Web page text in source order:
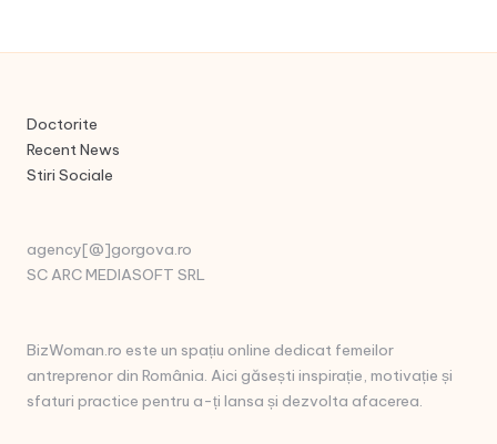
Doctorite
Recent News
Stiri Sociale
agency[@]gorgova.ro
SC ARC MEDIASOFT SRL
BizWoman.ro este un spațiu online dedicat femeilor
antreprenor din România. Aici găsești inspirație, motivație și
sfaturi practice pentru a-ți lansa și dezvolta afacerea.